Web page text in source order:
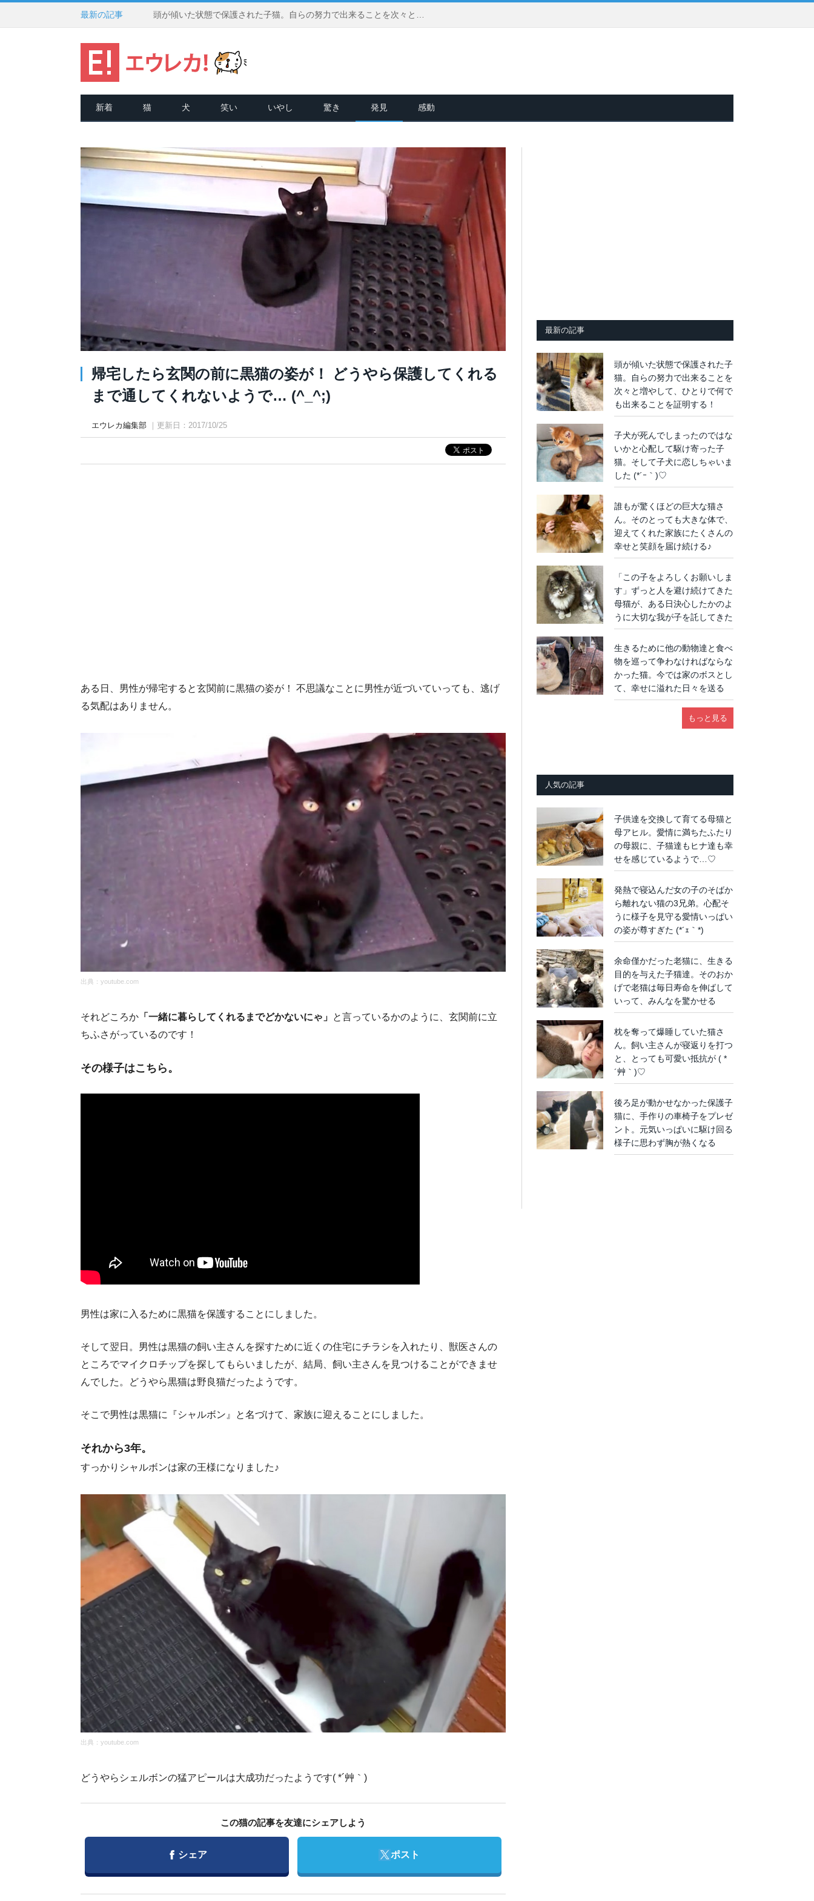
最新の記事 頭が傾いた状態で保護された子猫。自らの努力で出来ることを次々と増やして、ひとりで何でも出来ることを証明する！
新着 猫 犬 笑い いやし 驚き 発見 感動
帰宅したら玄関の前に黒猫の姿が！ どうやら保護してくれる
まで通してくれないようで… (^_^;)
エウレカ編集部 ｜更新日：2017/10/25
ある日、男性が帰宅すると玄関前に黒猫の姿が！ 不思議なことに男性が近づいていっても、逃げ
る気配はありません。
出典： youtube.com
それどころか 「一緒に暮らしてくれるまでどかないにゃ」 と言っているかのように、玄関前に立
ちふさがっているのです！
その様子はこちら。
男性は家に入るために黒猫を保護することにしました。
そして翌日。男性は黒猫の飼い主さんを探すために近くの住宅にチラシを入れたり、獣医さんの
ところでマイクロチップを探してもらいましたが、結局、飼い主さんを見つけることができませ
んでした。どうやら黒猫は野良猫だったようです。
そこで男性は黒猫に『シャルボン』と名づけて、家族に迎えることにしました。
それから3年。
すっかりシャルボンは家の王様になりました♪
出典： youtube.com
どうやらシェルボンの猛アピールは大成功だったようです( *´艸｀)
この猫の記事を友達にシェアしよう
Facebook
シェア Twitter
ポスト
最新の記事
頭が傾いた状態で保護された子
猫。自らの努力で出来ることを
次々と増やして、ひとりで何で
も出来ることを証明する！
子犬が死んでしまったのではな
いかと心配して駆け寄った子
猫。そして子犬に恋しちゃいま
した (*´ｰ｀)♡
誰もが驚くほどの巨大な猫さ
ん。そのとっても大きな体で、
迎えてくれた家族にたくさんの
幸せと笑顔を届け続ける♪
「この子をよろしくお願いしま
す」ずっと人を避け続けてきた
母猫が、ある日決心したかのよ
うに大切な我が子を託してきた
生きるために他の動物達と食べ
物を巡って争わなければならな
かった猫。今では家のボスとし
て、幸せに溢れた日々を送る
もっと見る
人気の記事
子供達を交換して育てる母猫と
母アヒル。愛情に満ちたふたり
の母親に、子猫達もヒナ達も幸
せを感じているようで…♡
発熱で寝込んだ女の子のそばか
ら離れない猫の3兄弟。心配そ
うに様子を見守る愛情いっぱい
の姿が尊すぎた (*´ｪ｀*)
余命僅かだった老猫に、生きる
目的を与えた子猫達。そのおか
げで老猫は毎日寿命を伸ばして
いって、みんなを驚かせる
枕を奪って爆睡していた猫さ
ん。飼い主さんが寝返りを打つ
と、とっても可愛い抵抗が ( *
´艸｀)♡
後ろ足が動かせなかった保護子
猫に、手作りの車椅子をプレゼ
ント。元気いっぱいに駆け回る
様子に思わず胸が熱くなる